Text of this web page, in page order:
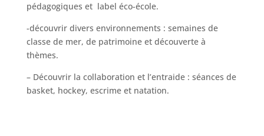
pédagogiques et label éco-école.
-découvrir divers environnements : semaines de
classe de mer, de patrimoine et découverte à
thèmes.
– Découvrir la collaboration et l’entraide : séances de
basket, hockey, escrime et natation.